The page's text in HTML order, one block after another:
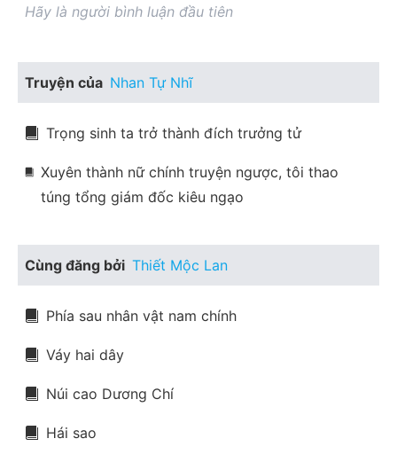
Hãy là người bình luận đầu tiên
Truyện của Nhan Tự Nhĩ
Trọng sinh ta trở thành đích trưởng tử
Xuyên thành nữ chính truyện ngược, tôi thao
túng tổng giám đốc kiêu ngạo
Cùng đăng bởi Thiết Mộc Lan
Phía sau nhân vật nam chính
Váy hai dây
Núi cao Dương Chí
Hái sao